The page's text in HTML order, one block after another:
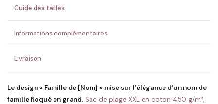
💚 Retour sous 24-48h🇫🇷 Flocage en France✅ Validation avant fabrication
Guide des tailles
Informations complémentaires
Livraison
Le design « Famille de [Nom] » mise sur l’élégance d’un nom de
famille floqué en grand. Sac de plage XXL en coton 450 g/m²,